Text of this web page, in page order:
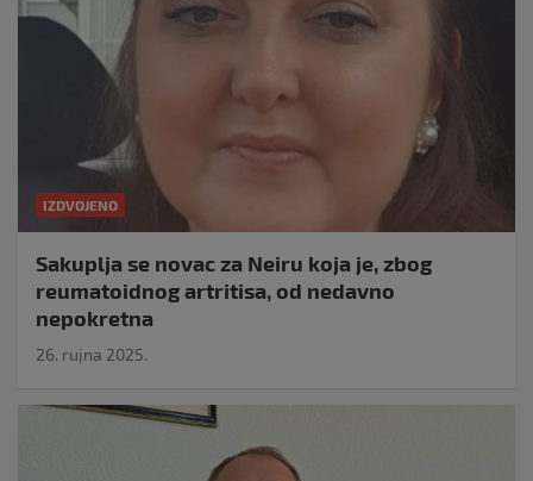
IZDVOJENO
Sakuplja se novac za Neiru koja je, zbog
reumatoidnog artritisa, od nedavno
nepokretna
26. rujna 2025.